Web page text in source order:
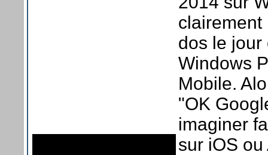
clairement
dos le jour
Windows
Mobile.
"OK
imaginer
sur iOS